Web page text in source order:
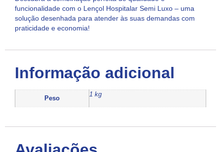
funcionalidade com o Lençol Hospitalar Semi Luxo – uma
solução desenhada para atender às suas demandas com
praticidade e economia!
Informação adicional
Peso
1 kg